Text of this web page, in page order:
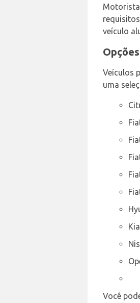
veículo
Veículos
uma
Você